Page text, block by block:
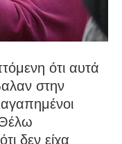
ότι αυτά
στην
δεν είχα